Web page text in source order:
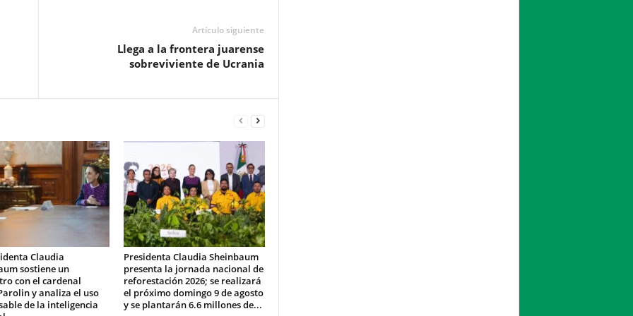
Artículo siguiente
Llega a la frontera juarense
sobreviviente de Ucrania
Claudia
sostiene un
con el cardenal
y analiza el uso
de la inteligencia
Presidenta Claudia Sheinbaum
presenta la jornada nacional de
reforestación 2026; se realizará
el próximo domingo 9 de agosto
y se plantarán 6.6 millones de...